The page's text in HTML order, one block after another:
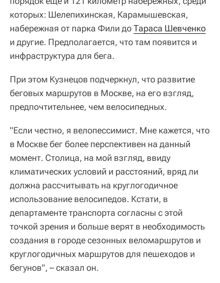
которых: Шелепихинская, Карамышевская,
набережная от парка Фили доТараса Шевченко
и другие. Предполагается, что там появится и
инфраструктура для бега.
При этом Кузнецов подчеркнул, что развитие
беговых маршрутов в Москве, на его взгляд,
предпочтительнее, чем велосипедных.
"Если честно, я велопессимист. Мне кажется, что
в Москве бег более перспективен на данный
момент. Столица, на мой взгляд, ввиду
климатических условий и расстояний, вряд ли
должна рассчитывать на круглогодичное
использование велосипедов. Кстати, в
департаменте транспорта согласны с этой
точкой зрения и больше верят в необходимость
создания в городе сезонных веломаршрутов и
круглогодичных маршрутов для пешеходов и
бегунов", – сказал он.